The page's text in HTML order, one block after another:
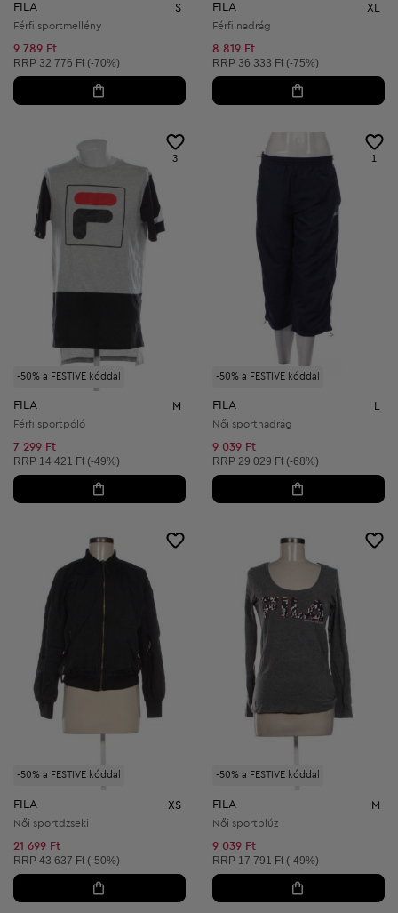
FILA S
Férfi sportmellény
9 789 Ft
Ajánlott ár:
RRP 32 776 Ft (-70%)
FILA XL
Férfi nadrág
8 819 Ft
Ajánlott ár:
RRP 36 333 Ft (-75%)
-50% a FESTIVE kóddal
3
FILA M
Férfi sportpóló
7 299 Ft
Ajánlott ár:
RRP 14 421 Ft (-49%)
-50% a FESTIVE kóddal
1
FILA
Női sportnadrág
9 039 Ft
Ajánlott ár:
RRP 29 029 Ft (-68%)
-50% a FESTIVE kóddal
FILA XS
Női sportdzseki
21 699 Ft
Ajánlott ár:
RRP 43 637 Ft (-50%)
-50% a FESTIVE kóddal
FILA M
Női sportblúz
9 039 Ft
Ajánlott ár:
RRP 17 791 Ft (-49%)